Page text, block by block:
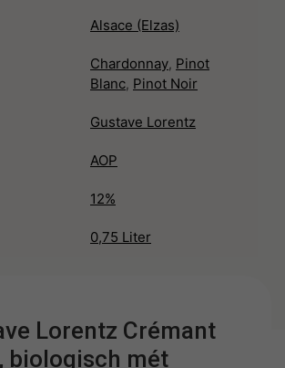
Alsace (Elzas)
Chardonnay, Pinot
Blanc, Pinot Noir
Gustave Lorentz
AOP
12%
0,75 Liter
Lorentz Crémant
biologisch mét